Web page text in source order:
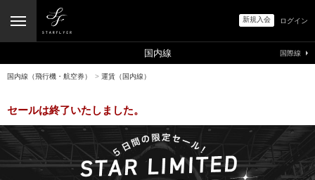
新規入会 ログイン
国内線（飛行機・航空券） > 運賃（国内線）
セールは終了いたしました。
国内線 国際線